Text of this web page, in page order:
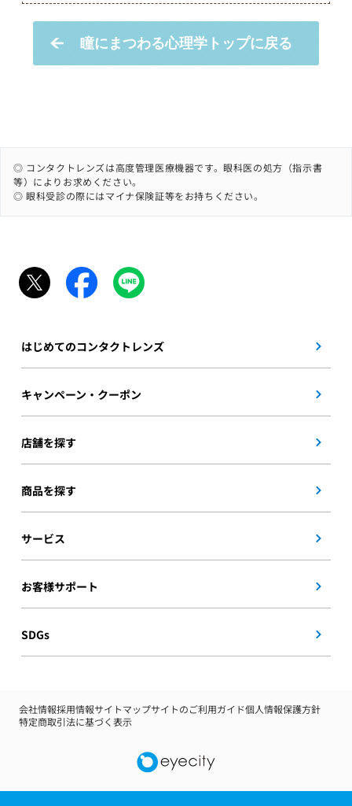
◎ コンタクトレンズは高度管理医療機器です。眼科医の処方（指示書
等）によりお求めください。
◎ 眼科受診の際にはマイナ保険証等をお持ちください。
はじめてのコンタクトレンズ
キャンペーン・クーポン
店舗を探す
商品を探す
サービス
お客様サポート
SDGs
会社情報採用情報サイトマップサイトのご利用ガイド個人情報保護方針
特定商取引法に基づく表示